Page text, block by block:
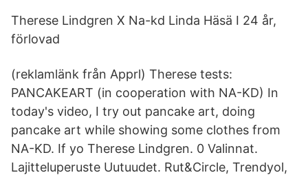
Therese Lindgren X Na-kd Linda Häsä I 24 år,
förlovad
(reklamlänk från Apprl) Therese tests:
PANCAKEART (in cooperation with NA-KD) In
today's video, I try out pancake art, doing
pancake art while showing some clothes from
NA-KD. If yo Therese Lindgren. 0 Valinnat.
Lajitteluperuste Uutuudet. Rut&Circle, Trendyol,